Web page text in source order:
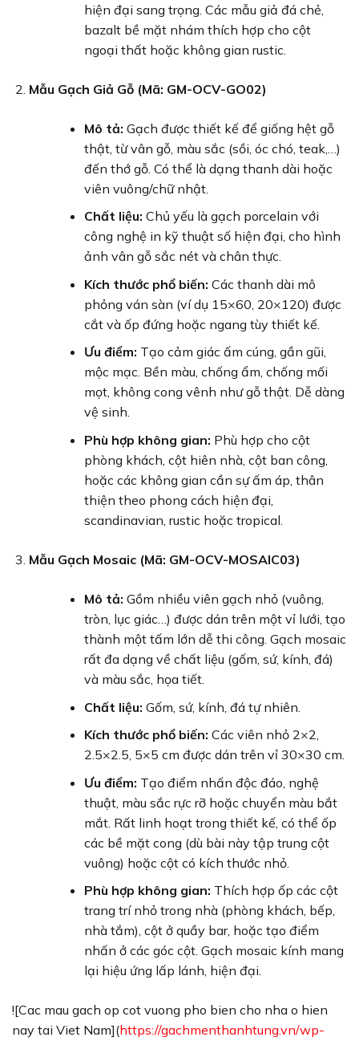
hiện đại sang trọng. Các mẫu giả đá chẻ,
bazalt bề mặt nhám thích hợp cho cột
ngoại thất hoặc không gian rustic.
Mẫu Gạch Giả Gỗ (Mã: GM-OCV-GO02)
Mô tả: Gạch được thiết kế để giống hệt gỗ
thật, từ vân gỗ, màu sắc (sồi, óc chó, teak,…)
đến thớ gỗ. Có thể là dạng thanh dài hoặc
viên vuông/chữ nhật.
Chất liệu: Chủ yếu là gạch porcelain với
công nghệ in kỹ thuật số hiện đại, cho hình
ảnh vân gỗ sắc nét và chân thực.
Kích thước phổ biến: Các thanh dài mô
phỏng ván sàn (ví dụ 15×60, 20×120) được
cắt và ốp đứng hoặc ngang tùy thiết kế.
Ưu điểm: Tạo cảm giác ấm cúng, gần gũi,
mộc mạc. Bền màu, chống ẩm, chống mối
mọt, không cong vênh như gỗ thật. Dễ dàng
vệ sinh.
Phù hợp không gian: Phù hợp cho cột
phòng khách, cột hiên nhà, cột ban công,
hoặc các không gian cần sự ấm áp, thân
thiện theo phong cách hiện đại,
scandinavian, rustic hoặc tropical.
Mẫu Gạch Mosaic (Mã: GM-OCV-MOSAIC03)
Mô tả: Gồm nhiều viên gạch nhỏ (vuông,
tròn, lục giác…) được dán trên một vỉ lưới, tạo
thành một tấm lớn dễ thi công. Gạch mosaic
rất đa dạng về chất liệu (gốm, sứ, kính, đá)
và màu sắc, họa tiết.
Chất liệu: Gốm, sứ, kính, đá tự nhiên.
Kích thước phổ biến: Các viên nhỏ 2×2,
2.5×2.5, 5×5 cm được dán trên vỉ 30×30 cm.
Ưu điểm: Tạo điểm nhấn độc đáo, nghệ
thuật, màu sắc rực rỡ hoặc chuyển màu bắt
mắt. Rất linh hoạt trong thiết kế, có thể ốp
các bề mặt cong (dù bài này tập trung cột
vuông) hoặc cột có kích thước nhỏ.
Phù hợp không gian: Thích hợp ốp các cột
trang trí nhỏ trong nhà (phòng khách, bếp,
nhà tắm), cột ở quầy bar, hoặc tạo điểm
nhấn ở các góc cột. Gạch mosaic kính mang
lại hiệu ứng lấp lánh, hiện đại.
![Cac mau gach op cot vuong pho bien cho nha o hien
nay tai Viet Nam](https://gachmenthanhtung.vn/wp-